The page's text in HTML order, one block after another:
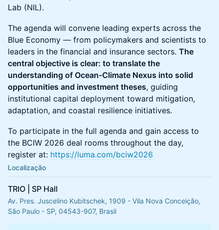
Lab (NIL).
The agenda will convene leading experts across the
Blue Economy — from policymakers and scientists to
leaders in the financial and insurance sectors. The
central objective is clear: to translate the
understanding of Ocean-Climate Nexus into solid
opportunities and investment theses, guiding
institutional capital deployment toward mitigation,
adaptation, and coastal resilience initiatives.
To participate in the full agenda and gain access to
the BCIW 2026 deal rooms throughout the day,
register at: https://luma.com/bciw2026
Localização
TRIO | SP Hall
Av. Pres. Juscelino Kubitschek, 1909 - Vila Nova Conceição,
São Paulo - SP, 04543-907, Brasil